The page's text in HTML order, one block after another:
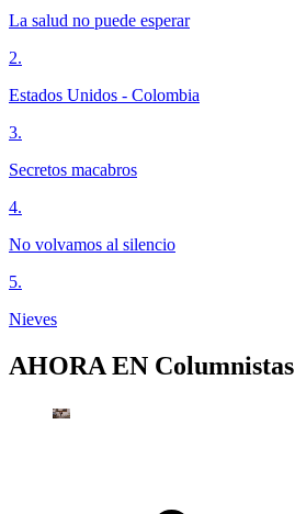
La salud no puede esperar
2.
Estados Unidos - Colombia
3.
Secretos macabros
4.
No volvamos al silencio
5.
Nieves
AHORA EN Columnistas